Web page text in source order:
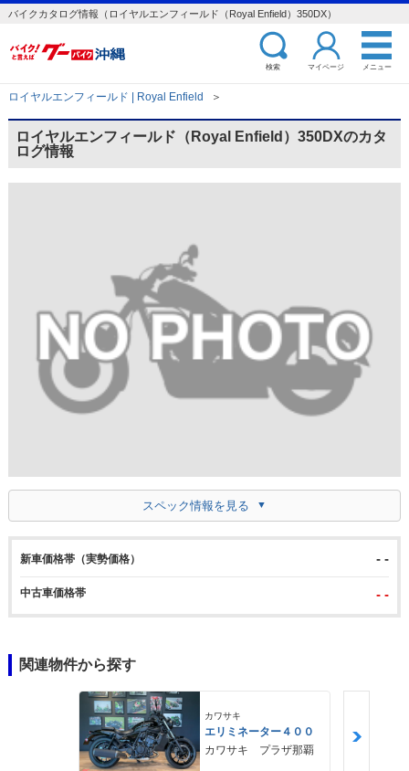
バイクカタログ情報（ロイヤルエンフィールド（Royal Enfield）350DX）
検索 マイページ メニュー
ロイヤルエンフィールド | Royal Enfield ＞
ロイヤルエンフィールド（Royal Enfield）350DXのカタ
ログ情報
スペック情報を見る
新車価格帯（実勢価格） - -
中古車価格帯 - -
関連物件から探す
カワサキ
エリミネーター４００
カワサキ プラザ那覇